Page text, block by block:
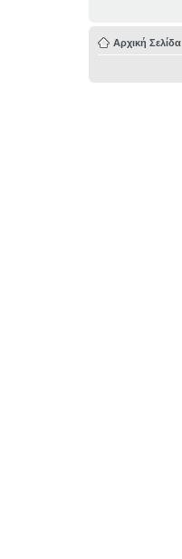
Αρχική Σελίδα